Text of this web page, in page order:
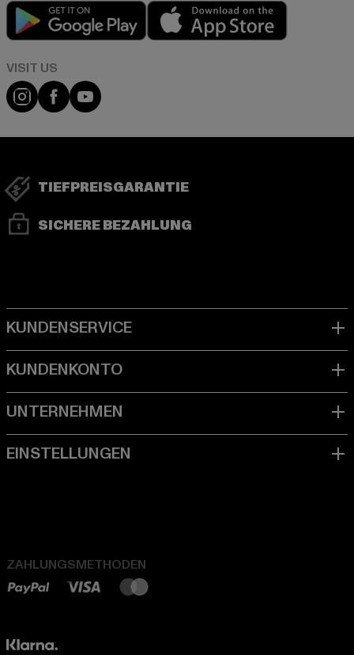
Play market
Visit our Instagram page:
Visit our Facebook page:
Visit our YouTube channel:
TIEFPREISGARANTIE
SICHERE BEZAHLUNG
ZAHLUNGSMETHODEN